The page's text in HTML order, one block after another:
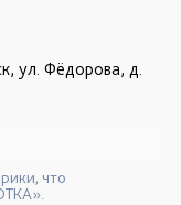
ул. Фёдорова, д.
что